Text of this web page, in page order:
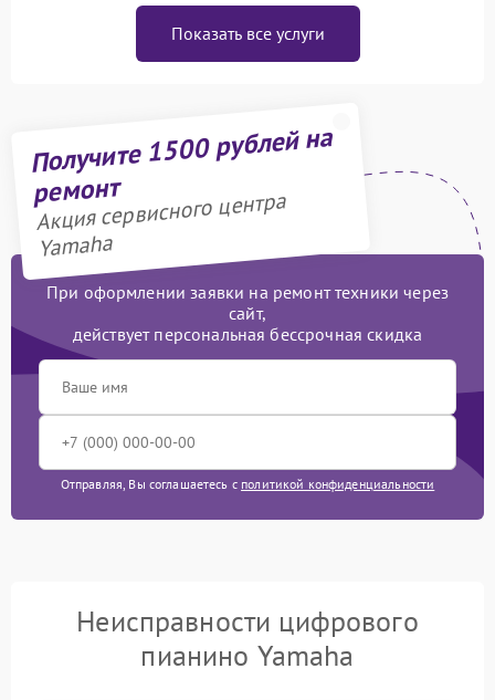
Показать все услуги
Получите 1500 рублей на
ремонт
Акция сервисного центра
Yamaha
При оформлении заявки на ремонт техники через
сайт,
действует персональная бессрочная скидка
Отправляя, Вы соглашаетесь с политикой конфиденциальности
Неисправности цифрового
пианино Yamaha